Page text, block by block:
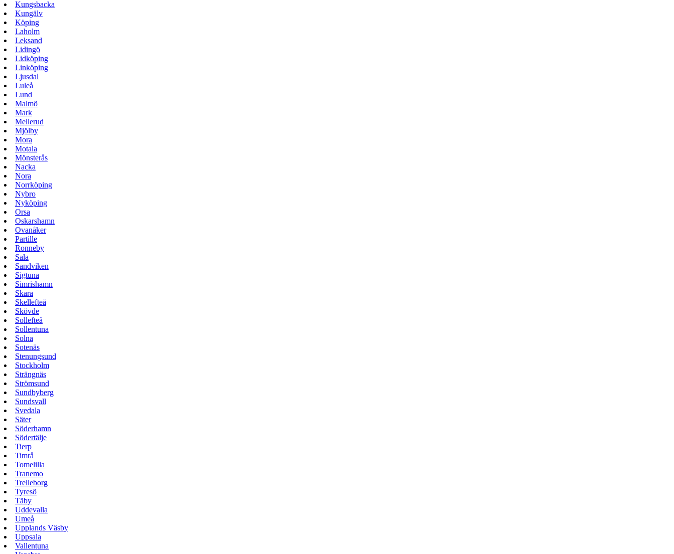
Kungsbacka
Kungälv
Köping
Laholm
Leksand
Lidingö
Lidköping
Linköping
Ljusdal
Luleå
Lund
Malmö
Mark
Mellerud
Mjölby
Mora
Motala
Mönsterås
Nacka
Nora
Norrköping
Nybro
Nyköping
Orsa
Oskarshamn
Ovanåker
Partille
Ronneby
Sala
Sandviken
Sigtuna
Simrishamn
Skara
Skellefteå
Skövde
Sollefteå
Sollentuna
Solna
Sotenäs
Stenungsund
Stockholm
Strängnäs
Strömsund
Sundbyberg
Sundsvall
Svedala
Säter
Söderhamn
Södertälje
Tierp
Timrå
Tomelilla
Tranemo
Trelleborg
Tyresö
Täby
Uddevalla
Umeå
Upplands Väsby
Uppsala
Vallentuna